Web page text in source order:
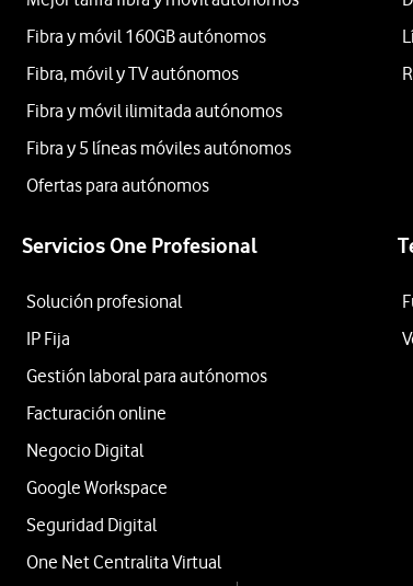
Fibra y móvil 160GB autónomos
Fibra, móvil y TV autónomos
Fibra y móvil ilimitada autónomos
Fibra y 5 líneas móviles autónomos
Ofertas para autónomos
Servicios One Profesional
Solución profesional
IP Fija
Gestión laboral para autónomos
Facturación online
Negocio Digital
Google Workspace
Seguridad Digital
One Net Centralita Virtual